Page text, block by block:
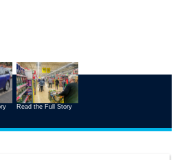
Read the Full Story